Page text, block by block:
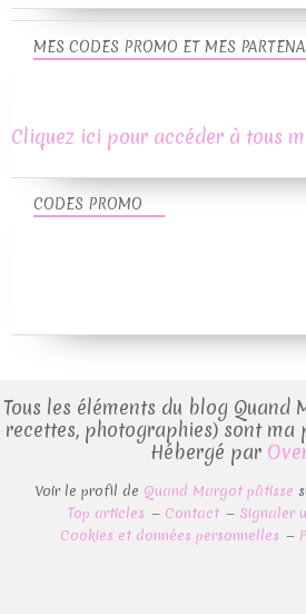
CODES PROMO
MES CODES PROMO ET MES
Cliquez ici pour accéder à tous
Tous les éléments du blog Quand
recettes, photographies) sont
Hébergé par
Voir le profil de Quand Margot pâtisse
Top articles
Contact Signaler
Cookies et données personnelles